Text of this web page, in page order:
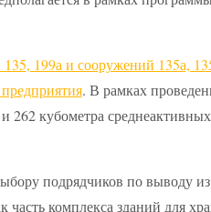
199а и сооружений 135а,
. В рамках
262 кубометра
подрядчиков по выводу
часть комплекса зданий для